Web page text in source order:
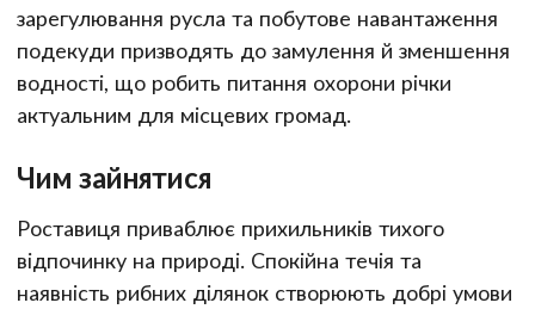
зарегулювання русла та побутове навантаження
подекуди призводять до замулення й зменшення
водності, що робить питання охорони річки
актуальним для місцевих громад.
Чим зайнятися
Роставиця приваблює прихильників тихого
відпочинку на природі. Спокійна течія та
наявність рибних ділянок створюють добрі умови